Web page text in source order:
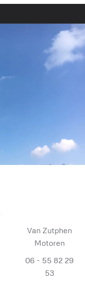
Van Zutphen
Motoren
06 - 55 82 29
53